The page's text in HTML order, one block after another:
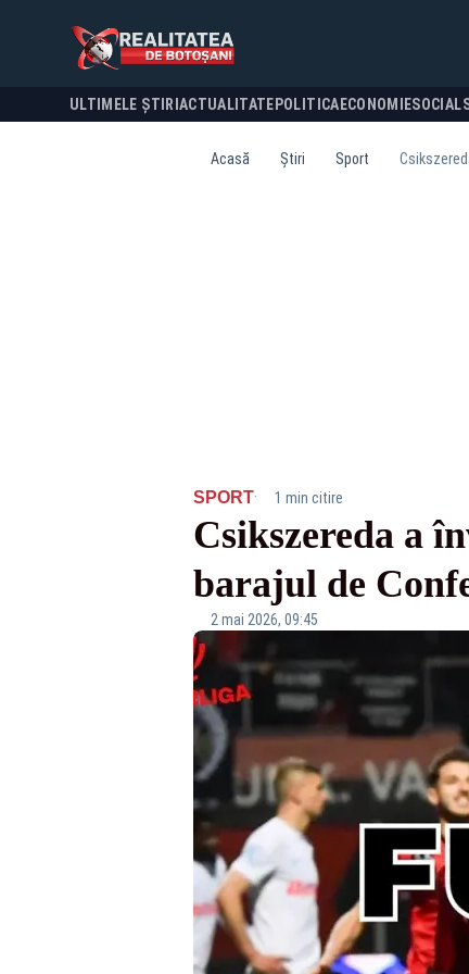
ULTIMELE ȘTIRI ACTUALITATE POLITICA ECONOMIESOCIAL
Acasă Știri Sport
SPORT· 1 min citire
Csikszereda a
barajul de
2 mai 2026, 09:45